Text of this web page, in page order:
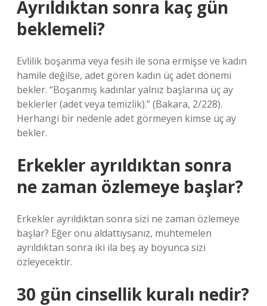
Ayrıldıktan sonra kaç gün
beklemeli?
Evlilik boşanma veya fesih ile sona ermişse ve kadın
hamile değilse, adet gören kadın üç adet dönemi
bekler. “Boşanmış kadınlar yalnız başlarına üç ay
beklerler (adet veya temizlik).” (Bakara, 2/228).
Herhangi bir nedenle adet görmeyen kimse üç ay
bekler.
Erkekler ayrıldıktan sonra
ne zaman özlemeye başlar?
Erkekler ayrıldıktan sonra sizi ne zaman özlemeye
başlar? Eğer onu aldattıysanız, muhtemelen
ayrıldıktan sonra iki ila beş ay boyunca sizi
özleyecektir.
30 gün cinsellik kuralı nedir?